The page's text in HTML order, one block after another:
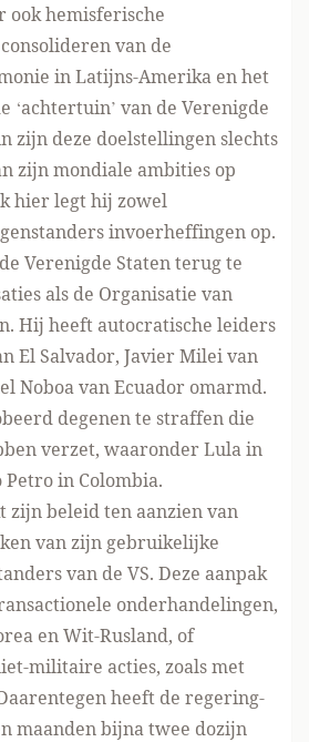
ook hemisferische
van de
in Latijns-Amerika en het
‘achtertuin’ van de Verenigde
zijn deze doelstellingen slechts
zijn mondiale ambities op
hier legt hij zowel
invoerheffingen op.
Verenigde Statenterug te
als de Organisatie van
Hij heeft autocratische leiders
El Salvador, Javier Milei van
Noboa van Ecuador omarmd.
degenen te straffen die
verzet, waaronder Lula in
in Colombia.
zijn beleid ten aanzien van
van zijn gebruikelijke
van de VS. Deze aanpak
onderhandelingen,
en Wit-Rusland, of
militaire acties, zoals met
heeft de regering-
maanden bijna twee dozijn